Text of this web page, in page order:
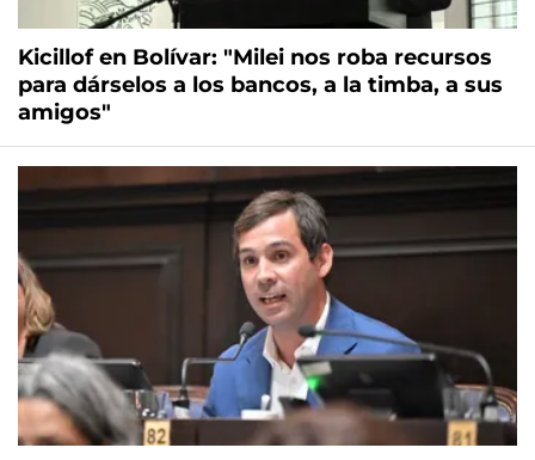
Kicillof en Bolívar: "Milei nos roba recursos
para dárselos a los bancos, a la timba, a sus
amigos"